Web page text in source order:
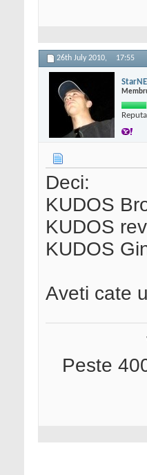
26th July 2010, 17:55
Deci:
KUDOS
KUDOS
KUDOS
Aveti cate
Peste